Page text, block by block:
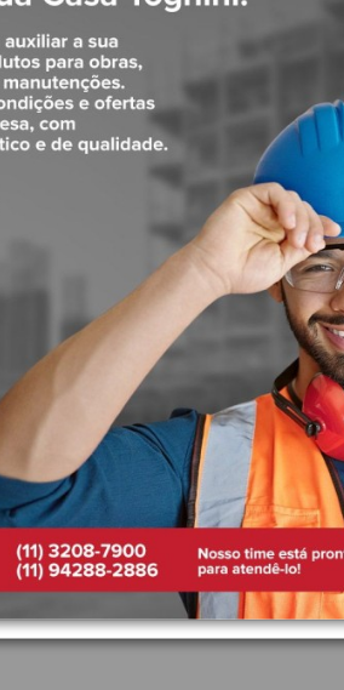
cobertos e protegidos de intempéries
hidrostática, na temperatura de 82 °C